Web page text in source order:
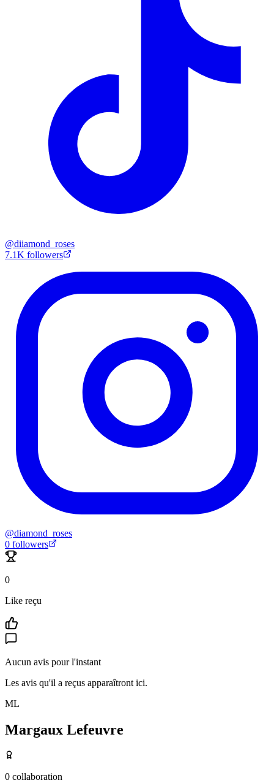
@diiamond_roses
7.1K followers
@diamond_roses
0 followers
0
Like reçu
Aucun avis pour l'instant
Les avis qu'il a reçus apparaîtront ici.
ML
Margaux Lefeuvre
0 collaboration